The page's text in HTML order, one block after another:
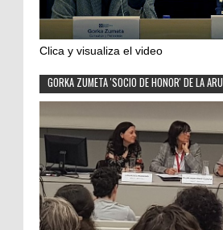
Clica y visualiza el video
GORKA ZUMETA 'SOCIO DE HONOR' DE LA ARU